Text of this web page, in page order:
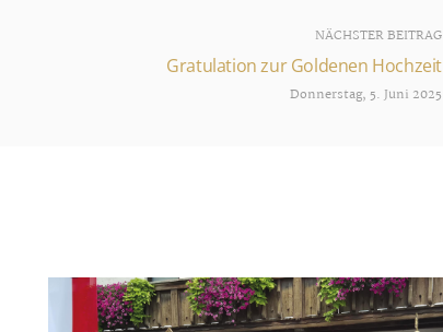
NÄCHSTER BEITRAG
Gratulation zur Goldenen Hochzeit
Donnerstag, 5. Juni 2025